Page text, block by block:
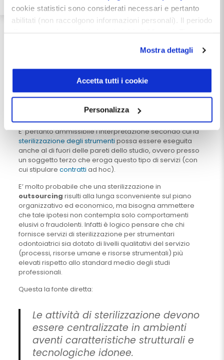
cookie statistici sono considerati necessari e pertanto
abilitati (non raccolgono informazioni personali). Il periodo
indirizzo:dentistamanager.it/contatti-dentista-
Chiudendo questo banner tramite apposita X in alto a
Mostra dettagli
Accetta tutti i cookie
Personalizza
strutturali e tecnologici
soprattutto centralizzato. Il dato singolare del testo
istituzionali e non sul tema, è che non sta scritto da
nessuna parte che il processo di sterilizzazione debba
essere svolto all’interno dello studio dentistico e neppure
che all’interno dello studio debba essere presente un
locale apposito (quello che noi comunemente
chiamiamo sala sterile).
E’ pertanto ammissibile l’interpretazione secondo cui la
sterilizzazione degli strumenti possa essere eseguita
anche al di fuori delle pareti dello studio, ovvero presso
un soggetto terzo che eroga questo tipo di servizi (con
cui stipulare contratti ad hoc).
E’ molto probabile che una sterilizzazione in
outsourcing risulti alla lunga sconveniente sul piano
organizzativo ed economico, ma bisogna ammettere
che tale ipotesi non contempla solo comportamenti
elusivi o fraudolenti. Infatti è logico pensare che chi
fornisce servizi di sterilizzazione per strumentari
odontoiatrici sia dotato di livelli qualitativi del servizio
(processi, risorse umane e risorse strumentali) più
elevati rispetto allo standard medio degli studi
professionali.
Questa la fonte diretta:
Le attività di sterilizzazione devono
essere centralizzate in ambienti
aventi caratteristiche strutturali e
tecnologiche idonee.